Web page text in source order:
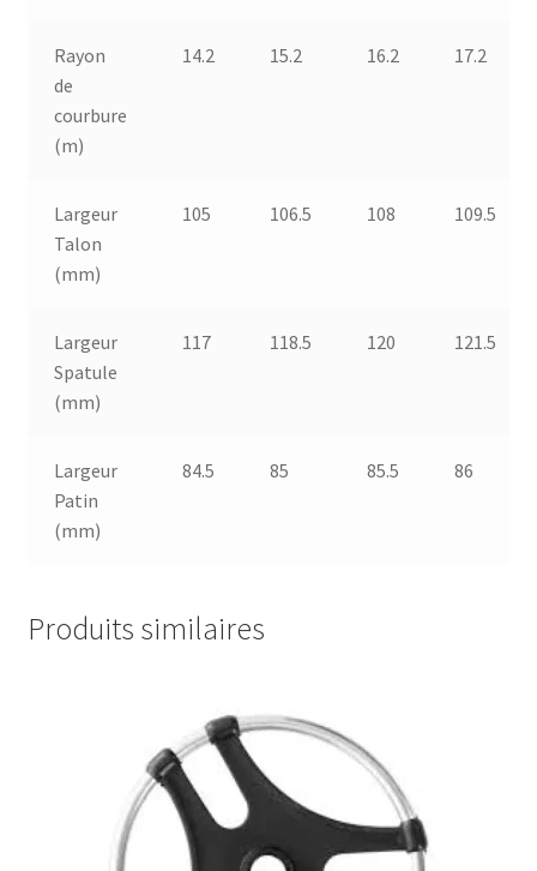
Rayon
de
courbure
(m)
14.2 15.2 16.2 17.2
Largeur
Talon
(mm)
105 106.5 108 109.5
Largeur
Spatule
(mm)
117 118.5 120 121.5
Largeur
Patin
(mm)
84.5 85 85.5 86
Produits similaires